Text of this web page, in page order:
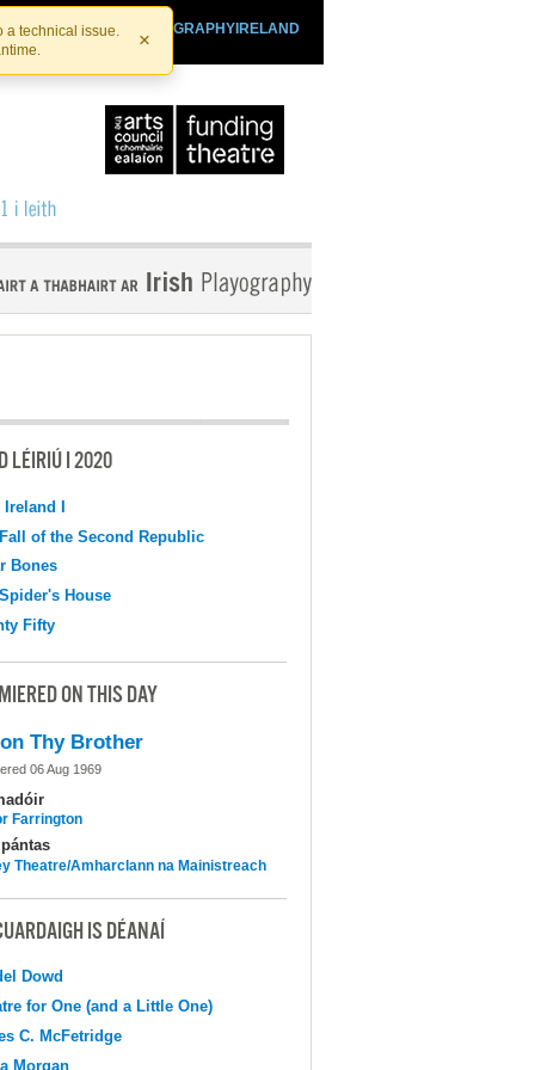
a technical issue.
×
PLAYOGRAPHYIRELAND
LÉIRIÚ I 2020
Ireland I
of the Second Republic
Bones
House
Fifty
ON THIS DAY
Thy Brother
06 Aug 1969
Farrington
Theatre/Amharclann na Mainistreach
IS DÉANAÍ
Dowd
for One (and a Little One)
C. McFetridge
Morgan